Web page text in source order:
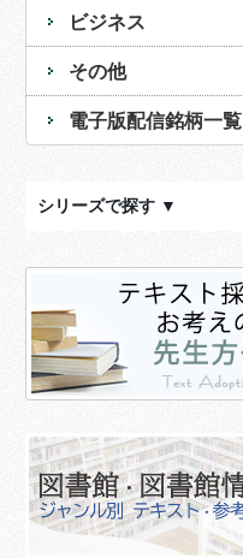
ビジネス
その他
電子版配信銘柄一覧
シリーズで探す ▼